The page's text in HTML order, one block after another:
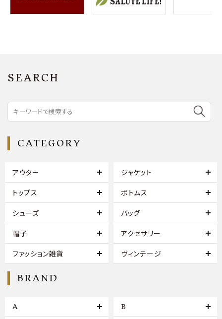
SEARCH
CATEGORY
アウター ジャケット
トップス ボトムス
シューズ バッグ
帽子 アクセサリー
ファッション雑貨 ヴィンテージ
BRAND
A B